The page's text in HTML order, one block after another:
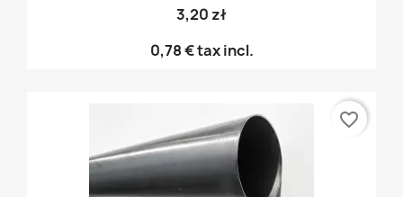
3,20 zł
0,78 €tax incl.
favorite_border